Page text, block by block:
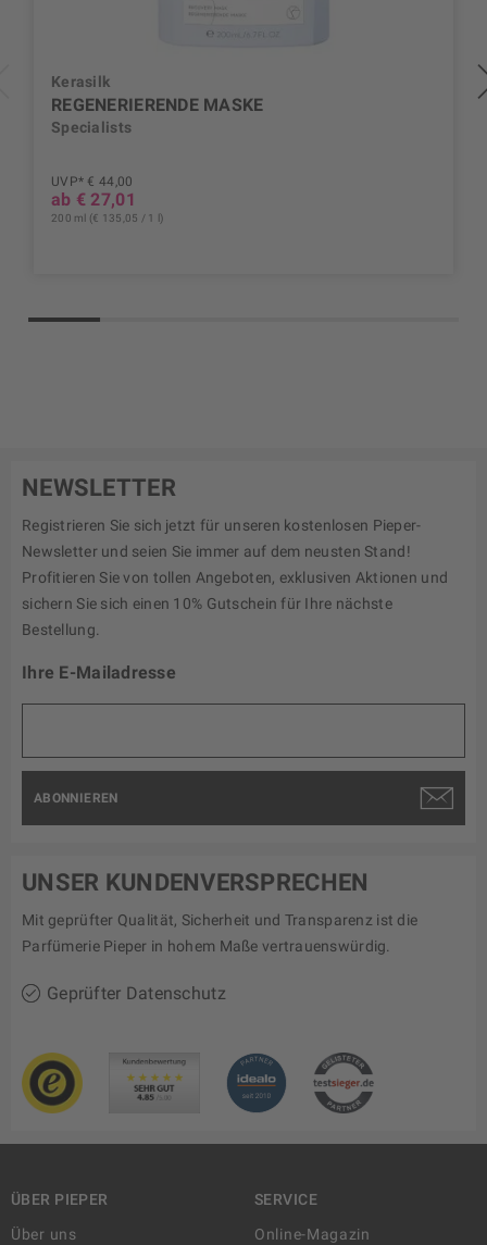
Kerasilk
REGENERIERENDE MASKE
Specialists
UVP* € 44,00
ab € 27,01
200 ml (€ 135,05 / 1 l)
NEWSLETTER
Registrieren Sie sich jetzt für unseren kostenlosen Pieper-
Newsletter und seien Sie immer auf dem neusten Stand!
Profitieren Sie von tollen Angeboten, exklusiven Aktionen und
sichern Sie sich einen 10% Gutschein für Ihre nächste
Bestellung.
Ihre E-Mailadresse
ABONNIEREN
UNSER KUNDENVERSPRECHEN
Mit geprüfter Qualität, Sicherheit und Transparenz ist die
Parfümerie Pieper in hohem Maße vertrauenswürdig.
Geprüfter Datenschutz
ÜBER PIEPER
Über uns
SERVICE
Online-Magazin